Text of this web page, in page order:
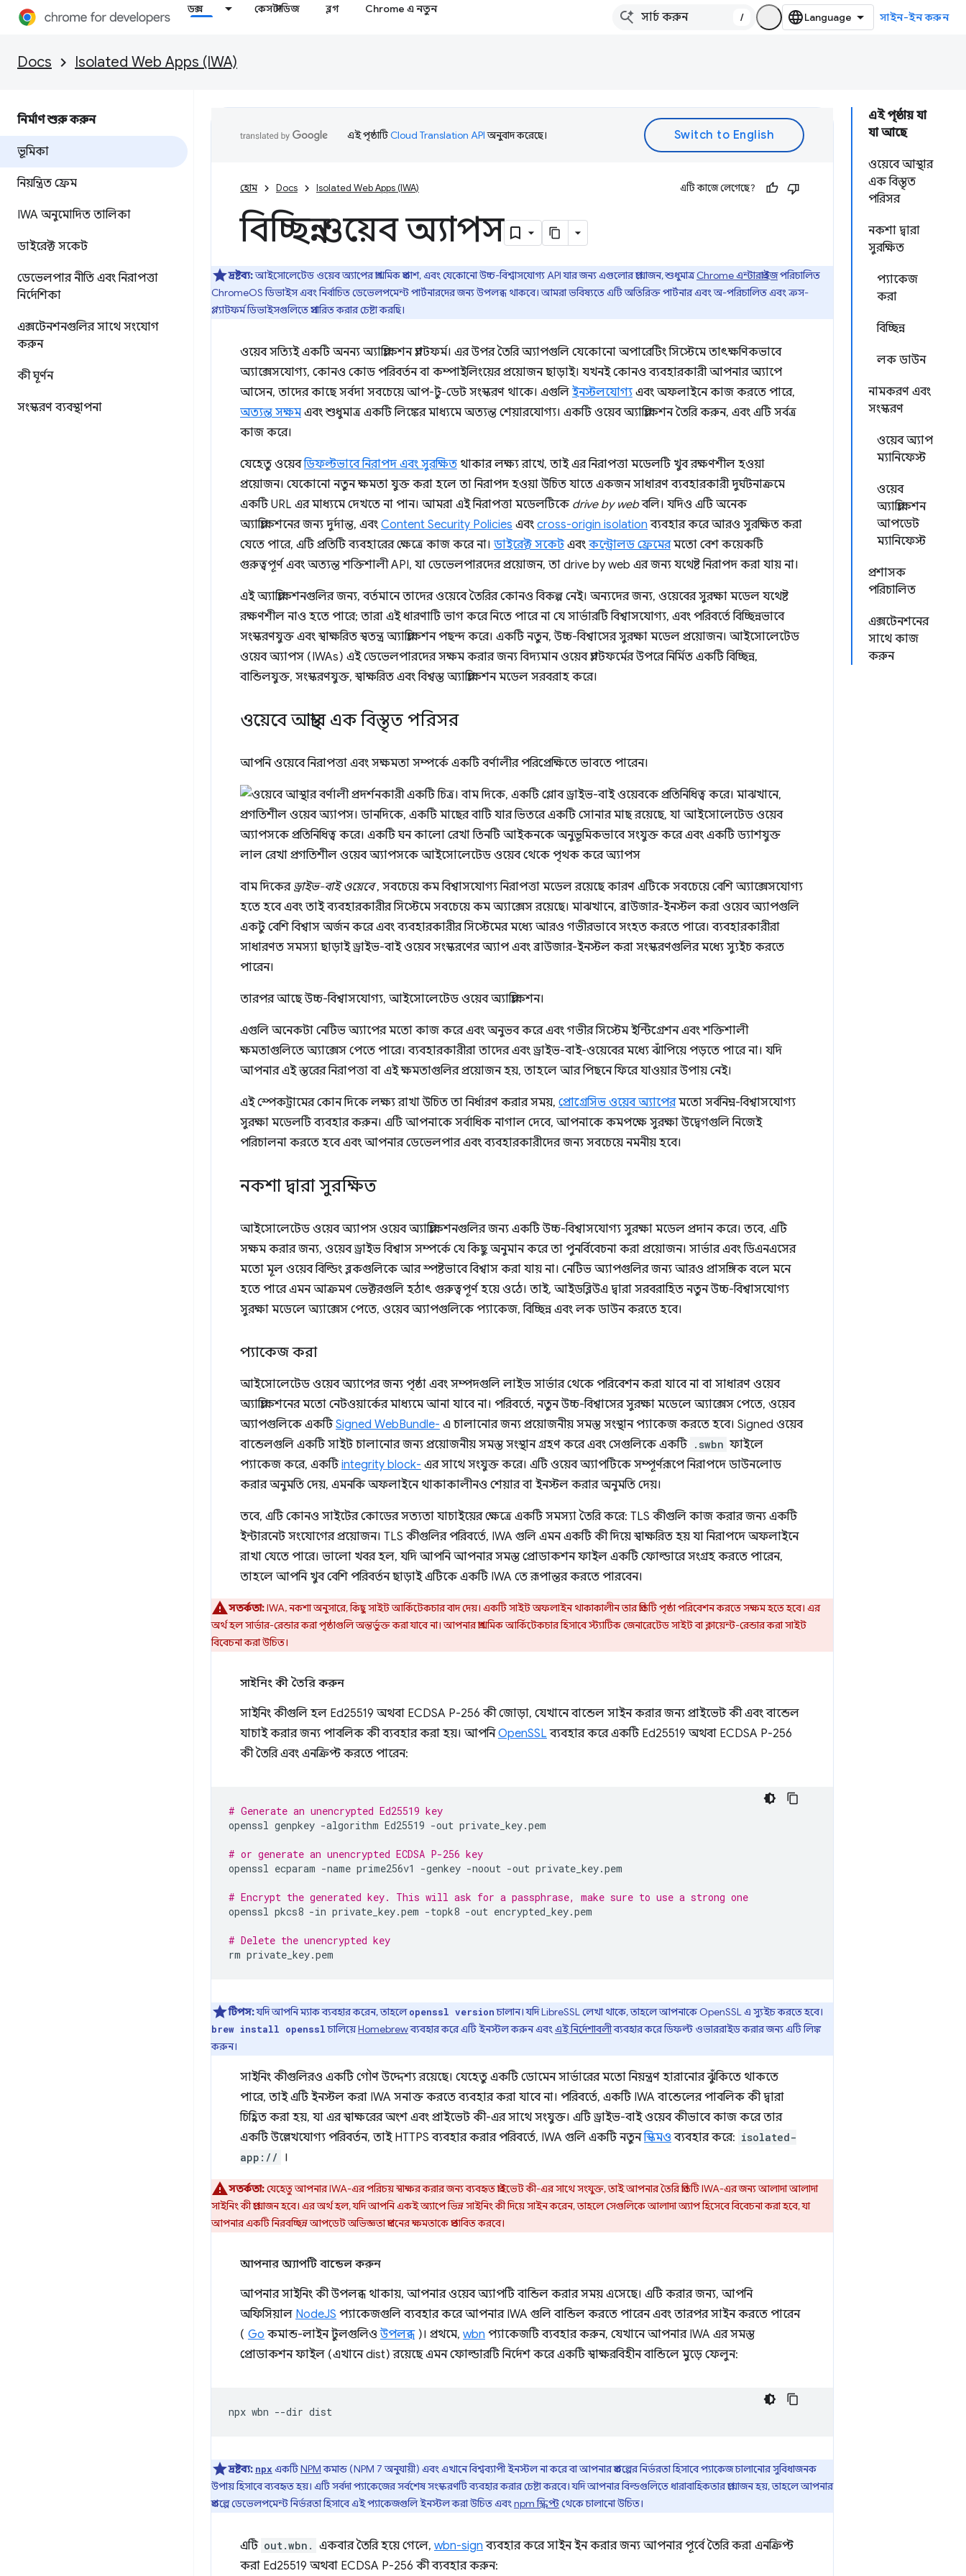
ডক্স কেস স্টাডিজ ব্লগ Chrome এ নতুন
/ সাইন-ইন করুন
Docs Isolated Web Apps (IWA)
নির্মাণ শুরু করুন
ভূমিকা
নিয়ন্ত্রিত ফ্রেম
IWA অনুমোদিত তালিকা
ডাইরেক্ট সকেট
ডেভেলপার নীতি এবং নিরাপত্তা
নির্দেশিকা
এক্সটেনশনগুলির সাথে সংযোগ
করুন
কী ঘূর্ণন
সংস্করণ ব্যবস্থাপনা
এই পৃষ্ঠায় যা
যা আছে
ওয়েবে আস্থার
এক বিস্তৃত
পরিসর
নকশা দ্বারা
সুরক্ষিত
প্যাকেজ
করা
বিচ্ছিন্ন
লক ডাউন
নামকরণ এবং
সংস্করণ
ওয়েব অ্যাপ
ম্যানিফেস্ট
ওয়েব
অ্যাপ্লিকেশন
আপডেট
ম্যানিফেস্ট
প্রশাসক
পরিচালিত
এক্সটেনশনের
সাথে কাজ
করুন
এই পৃষ্ঠাটিCloud Translation APIঅনুবাদ করেছে।
হোম Docs Isolated Web Apps (IWA) এটি কাজে লেগেছে?
বিচ্ছিন্ন ওয়েব অ্যাপস
দ্রষ্টব্য:আইসোলেটেড ওয়েব অ্যাপের প্রাথমিক প্রকাশ, এবং যেকোনো উচ্চ-বিশ্বাসযোগ্য API যার জন্য এগুলোর প্রয়োজন, শুধুমাত্রChrome এন্টারপ্রাইজপরিচালিত
ChromeOS ডিভাইস এবং নির্বাচিত ডেভেলপমেন্ট পার্টনারদের জন্য উপলব্ধ থাকবে। আমরা ভবিষ্যতে এটি অতিরিক্ত পার্টনার এবং অ-পরিচালিত এবং ক্রস-
প্ল্যাটফর্ম ডিভাইসগুলিতে প্রসারিত করার চেষ্টা করছি।
ওয়েব সত্যিই একটি অনন্য অ্যাপ্লিকেশন প্ল্যাটফর্ম। এর উপর তৈরি অ্যাপগুলি যেকোনো অপারেটিং সিস্টেমে তাৎক্ষণিকভাবে
অ্যাক্সেসযোগ্য, কোনও কোড পরিবর্তন বা কম্পাইলিংয়ের প্রয়োজন ছাড়াই। যখনই কোনও ব্যবহারকারী আপনার অ্যাপে
আসেন, তাদের কাছে সর্বদা সবচেয়ে আপ-টু-ডেট সংস্করণ থাকে। এগুলি ইনস্টলযোগ্য এবং অফলাইনে কাজ করতে পারে,
অত্যন্ত সক্ষম এবং শুধুমাত্র একটি লিঙ্কের মাধ্যমে অত্যন্ত শেয়ারযোগ্য। একটি ওয়েব অ্যাপ্লিকেশন তৈরি করুন, এবং এটি সর্বত্র
কাজ করে।
যেহেতু ওয়েবডিফল্টভাবে নিরাপদ এবং সুরক্ষিত থাকার লক্ষ্য রাখে, তাই এর নিরাপত্তা মডেলটি খুব রক্ষণশীল হওয়া
প্রয়োজন। যেকোনো নতুন ক্ষমতা যুক্ত করা হলে তা নিরাপদ হওয়া উচিত যাতে একজন সাধারণ ব্যবহারকারী দুর্ঘটনাক্রমে
একটি URL এর মাধ্যমে দেখতে না পান। আমরা এই নিরাপত্তা মডেলটিকে drive by webবলি। যদিও এটি অনেক
অ্যাপ্লিকেশনের জন্য দুর্দান্ত, এবং Content Security Policies এবং cross-origin isolation ব্যবহার করে আরও সুরক্ষিত করা
যেতে পারে, এটি প্রতিটি ব্যবহারের ক্ষেত্রে কাজ করে না। ডাইরেক্ট সকেটএবং কন্ট্রোলড ফ্রেমেরমতো বেশ কয়েকটি
গুরুত্বপূর্ণ এবং অত্যন্ত শক্তিশালী API, যা ডেভেলপারদের প্রয়োজন, তা drive by web এর জন্য যথেষ্ট নিরাপদ করা যায় না।
এই অ্যাপ্লিকেশনগুলির জন্য, বর্তমানে তাদের ওয়েবে তৈরির কোনও বিকল্প নেই। অন্যদের জন্য, ওয়েবের সুরক্ষা মডেল যথেষ্ট
রক্ষণশীল নাও হতে পারে; তারা এই ধারণাটি ভাগ করে নিতে পারে না যে সার্ভারটি বিশ্বাসযোগ্য, এবং পরিবর্তে বিচ্ছিন্নভাবে
সংস্করণযুক্ত এবং স্বাক্ষরিত স্বতন্ত্র অ্যাপ্লিকেশন পছন্দ করে। একটি নতুন, উচ্চ-বিশ্বাসের সুরক্ষা মডেল প্রয়োজন। আইসোলেটেড
ওয়েব অ্যাপস (IWAs) এই ডেভেলপারদের সক্ষম করার জন্য বিদ্যমান ওয়েব প্ল্যাটফর্মের উপরে নির্মিত একটি বিচ্ছিন্ন,
বান্ডিলযুক্ত, সংস্করণযুক্ত, স্বাক্ষরিত এবং বিশ্বস্ত অ্যাপ্লিকেশন মডেল সরবরাহ করে।
ওয়েবে আস্থার এক বিস্তৃত পরিসর
আপনি ওয়েবে নিরাপত্তা এবং সক্ষমতা সম্পর্কে একটি বর্ণালীর পরিপ্রেক্ষিতে ভাবতে পারেন।
বাম দিকের ড্রাইভ-বাই ওয়েবে, সবচেয়ে কম বিশ্বাসযোগ্য নিরাপত্তা মডেল রয়েছে কারণ এটিকে সবচেয়ে বেশি অ্যাক্সেসযোগ্য
হতে হবে এবং তাই ব্যবহারকারীর সিস্টেমে সবচেয়ে কম অ্যাক্সেস রয়েছে। মাঝখানে, ব্রাউজার-ইনস্টল করা ওয়েব অ্যাপগুলি
একটু বেশি বিশ্বাস অর্জন করে এবং ব্যবহারকারীর সিস্টেমের মধ্যে আরও গভীরভাবে সংহত করতে পারে। ব্যবহারকারীরা
সাধারণত সমস্যা ছাড়াই ড্রাইভ-বাই ওয়েব সংস্করণের অ্যাপ এবং ব্রাউজার-ইনস্টল করা সংস্করণগুলির মধ্যে স্যুইচ করতে
পারেন।
তারপর আছে উচ্চ-বিশ্বাসযোগ্য, আইসোলেটেড ওয়েব অ্যাপ্লিকেশন।
এগুলি অনেকটা নেটিভ অ্যাপের মতো কাজ করে এবং অনুভব করে এবং গভীর সিস্টেম ইন্টিগ্রেশন এবং শক্তিশালী
ক্ষমতাগুলিতে অ্যাক্সেস পেতে পারে। ব্যবহারকারীরা তাদের এবং ড্রাইভ-বাই-ওয়েবের মধ্যে ঝাঁপিয়ে পড়তে পারে না। যদি
আপনার এই স্তরের নিরাপত্তা বা এই ক্ষমতাগুলির প্রয়োজন হয়, তাহলে আর পিছনে ফিরে যাওয়ার উপায় নেই।
এই স্পেকট্রামের কোন দিকে লক্ষ্য রাখা উচিত তা নির্ধারণ করার সময়, প্রোগ্রেসিভ ওয়েব অ্যাপেরমতো সর্বনিম্ন-বিশ্বাসযোগ্য
সুরক্ষা মডেলটি ব্যবহার করুন। এটি আপনাকে সর্বাধিক নাগাল দেবে, আপনাকে কমপক্ষে সুরক্ষা উদ্বেগগুলি নিজেই
পরিচালনা করতে হবে এবং আপনার ডেভেলপার এবং ব্যবহারকারীদের জন্য সবচেয়ে নমনীয় হবে।
নকশা দ্বারা সুরক্ষিত
আইসোলেটেড ওয়েব অ্যাপস ওয়েব অ্যাপ্লিকেশনগুলির জন্য একটি উচ্চ-বিশ্বাসযোগ্য সুরক্ষা মডেল প্রদান করে। তবে, এটি
সক্ষম করার জন্য, ওয়েব ড্রাইভ বিশ্বাস সম্পর্কে যে কিছু অনুমান করে তা পুনর্বিবেচনা করা প্রয়োজন। সার্ভার এবং ডিএনএসের
মতো মূল ওয়েব বিল্ডিং ব্লকগুলিকে আর স্পষ্টভাবে বিশ্বাস করা যায় না। নেটিভ অ্যাপগুলির জন্য আরও প্রাসঙ্গিক বলে মনে
হতে পারে এমন আক্রমণ ভেক্টরগুলি হঠাৎ গুরুত্বপূর্ণ হয়ে ওঠে। তাই, আইডব্লিউএ দ্বারা সরবরাহিত নতুন উচ্চ-বিশ্বাসযোগ্য
সুরক্ষা মডেলে অ্যাক্সেস পেতে, ওয়েব অ্যাপগুলিকে প্যাকেজ, বিচ্ছিন্ন এবং লক ডাউন করতে হবে।
প্যাকেজ করা
আইসোলেটেড ওয়েব অ্যাপের জন্য পৃষ্ঠা এবং সম্পদগুলি লাইভ সার্ভার থেকে পরিবেশন করা যাবে না বা সাধারণ ওয়েব
অ্যাপ্লিকেশনের মতো নেটওয়ার্কের মাধ্যমে আনা যাবে না। পরিবর্তে, নতুন উচ্চ-বিশ্বাসের সুরক্ষা মডেলে অ্যাক্সেস পেতে, ওয়েব
অ্যাপগুলিকে একটিSigned WebBundle- এ চালানোর জন্য প্রয়োজনীয় সমস্ত সংস্থান প্যাকেজ করতে হবে। Signed ওয়েব
বান্ডেলগুলি একটি সাইট চালানোর জন্য প্রয়োজনীয় সমস্ত সংস্থান গ্রহণ করে এবং সেগুলিকে একটি .swbn ফাইলে
প্যাকেজ করে, একটিintegrity block- এর সাথে সংযুক্ত করে। এটি ওয়েব অ্যাপটিকে সম্পূর্ণরূপে নিরাপদে ডাউনলোড
করার অনুমতি দেয়, এমনকি অফলাইনে থাকাকালীনও শেয়ার বা ইনস্টল করার অনুমতি দেয়।
তবে, এটি কোনও সাইটের কোডের সত্যতা যাচাইয়ের ক্ষেত্রে একটি সমস্যা তৈরি করে: TLS কীগুলি কাজ করার জন্য একটি
ইন্টারনেট সংযোগের প্রয়োজন। TLS কীগুলির পরিবর্তে, IWA গুলি এমন একটি কী দিয়ে স্বাক্ষরিত হয় যা নিরাপদে অফলাইনে
রাখা যেতে পারে। ভালো খবর হল, যদি আপনি আপনার সমস্ত প্রোডাকশন ফাইল একটি ফোল্ডারে সংগ্রহ করতে পারেন,
তাহলে আপনি খুব বেশি পরিবর্তন ছাড়াই এটিকে একটি IWA তে রূপান্তর করতে পারবেন।
সতর্কতা:IWA, নকশা অনুসারে, কিছু সাইট আর্কিটেকচার বাদ দেয়। একটি সাইট অফলাইন থাকাকালীন তার প্রতিটি পৃষ্ঠা পরিবেশন করতে সক্ষম হতে হবে। এর
অর্থ হল সার্ভার-রেন্ডার করা পৃষ্ঠাগুলি অন্তর্ভুক্ত করা যাবে না। আপনার প্রাথমিক আর্কিটেকচার হিসাবে স্ট্যাটিক জেনারেটেড সাইট বা ক্লায়েন্ট-রেন্ডার করা সাইট
বিবেচনা করা উচিত।
সাইনিং কী তৈরি করুন
সাইনিং কীগুলি হল Ed25519 অথবা ECDSA P-256 কী জোড়া, যেখানে বান্ডেল সাইন করার জন্য প্রাইভেট কী এবং বান্ডেল
যাচাই করার জন্য পাবলিক কী ব্যবহার করা হয়। আপনিOpenSSL ব্যবহার করে একটি Ed25519 অথবা ECDSA P-256
কী তৈরি এবং এনক্রিপ্ট করতে পারেন:
# Generate an unencrypted Ed25519 key
openssl genpkey -algorithm Ed25519 -out private_key.pem
# or generate an unencrypted ECDSA P-256 key
openssl ecparam -name prime256v1 -genkey -noout -out private_key.pem
# Encrypt the generated key. This will ask for a passphrase, make sure to use a strong one
openssl pkcs8 -in private_key.pem -topk8 -out encrypted_key.pem
# Delete the unencrypted key
rm
টিপস:যদি আপনি ম্যাক ব্যবহার করেন, তাহলেopenssl versionচালান। যদি LibreSSL লেখা থাকে, তাহলে আপনাকে OpenSSL এ স্যুইচ করতে হবে।
brew install opensslচালিয়েHomebrewব্যবহার করে এটি ইনস্টল করুন এবংএই নির্দেশাবলীব্যবহার করে ডিফল্ট ওভাররাইড করার জন্য এটি লিঙ্ক
করুন।
সাইনিং কীগুলিরও একটি গৌণ উদ্দেশ্য রয়েছে। যেহেতু একটি ডোমেন সার্ভারের মতো নিয়ন্ত্রণ হারানোর ঝুঁকিতে থাকতে
পারে, তাই এটি ইনস্টল করা IWA সনাক্ত করতে ব্যবহার করা যাবে না। পরিবর্তে, একটি IWA বান্ডেলের পাবলিক কী দ্বারা
চিহ্নিত করা হয়, যা এর স্বাক্ষরের অংশ এবং প্রাইভেট কী-এর সাথে সংযুক্ত। এটি ড্রাইভ-বাই ওয়েব কীভাবে কাজ করে তার
একটি উল্লেখযোগ্য পরিবর্তন, তাই HTTPS ব্যবহার করার পরিবর্তে, IWA গুলি একটি নতুনস্কিমও ব্যবহার করে: isolated-
app://
।
সতর্কতা:যেহেতু আপনার IWA-এর পরিচয় স্বাক্ষর করার জন্য ব্যবহৃত প্রাইভেট কী-এর সাথে সংযুক্ত, তাই আপনার তৈরি প্রতিটি IWA-এর জন্য আলাদা আলাদা
সাইনিং কী প্রয়োজন হবে। এর অর্থ হল, যদি আপনি একই অ্যাপে ভিন্ন সাইনিং কী দিয়ে সাইন করেন, তাহলে সেগুলিকে আলাদা অ্যাপ হিসেবে বিবেচনা করা হবে, যা
আপনার একটি নিরবচ্ছিন্ন আপডেট অভিজ্ঞতা প্রদানের ক্ষমতাকে প্রভাবিত করবে।
আপনার অ্যাপটি বান্ডেল করুন
আপনার সাইনিং কী উপলব্ধ থাকায়, আপনার ওয়েব অ্যাপটি বান্ডিল করার সময় এসেছে। এটি করার জন্য, আপনি
অফিসিয়াল NodeJS প্যাকেজগুলি ব্যবহার করে আপনার IWA গুলি বান্ডিল করতে পারেন এবং তারপর সাইন করতে পারেন
( Go কমান্ড-লাইন টুলগুলিওউপলব্ধ)। প্রথমে, wbn প্যাকেজটি ব্যবহার করুন, যেখানে আপনার IWA এর সমস্ত
প্রোডাকশন ফাইল (এখানে dist) রয়েছে এমন ফোল্ডারটি নির্দেশ করে একটি স্বাক্ষরবিহীন বান্ডিলে মুড়ে ফেলুন:
npx wbn --dir
দ্রষ্টব্য: npx একটিNPMকমান্ড (NPM 7 অনুযায়ী) এবং এখানে বিশ্বব্যাপী ইনস্টল না করে বা আপনার প্রকল্পের নির্ভরতা হিসাবে প্যাকেজ চালানোর সুবিধাজনক
উপায় হিসাবে ব্যবহৃত হয়। এটি সর্বদা প্যাকেজের সর্বশেষ সংস্করণটি ব্যবহার করার চেষ্টা করবে। যদি আপনার বিল্ডগুলিতে ধারাবাহিকতার প্রয়োজন হয়, তাহলে আপনার
প্রকল্পে ডেভেলপমেন্ট নির্ভরতা হিসাবে এই প্যাকেজগুলি ইনস্টল করা উচিত এবংnpm স্ক্রিপ্টথেকে চালানো উচিত।
এটি out.wbn. একবার তৈরি হয়ে গেলে, wbn-sign ব্যবহার করে সাইন ইন করার জন্য আপনার পূর্বে তৈরি করা এনক্রিপ্ট
করা Ed25519 অথবা ECDSA P-256 কী ব্যবহার করুন: